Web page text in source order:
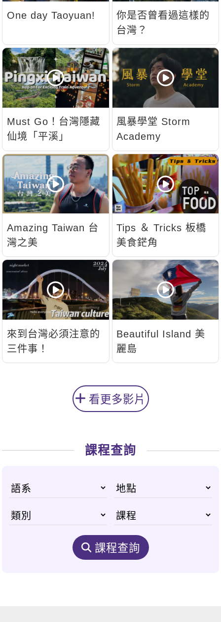
One day Taoyuan!
你是否曾看過這樣的
台灣？
Must Go！台灣隱藏
仙境「平溪」
風暴學堂 Storm
Academy
Amazing Taiwan 台
灣之美
Tips ＆ Tricks 板橋
美食鋩角
來到台灣必須注意的
三件事！
Beautiful Island 美
麗島
看更多影片
課程查詢
課程查詢